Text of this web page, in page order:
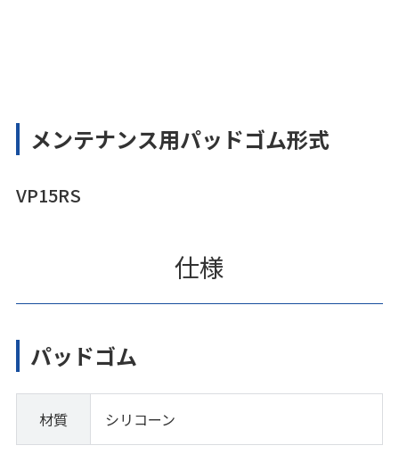
メンテナンス用パッドゴム形式
VP15RS
仕様
パッドゴム
材質 シリコーン